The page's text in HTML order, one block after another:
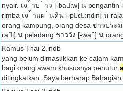
nyair. เจ ้ าบ ่ าว [-ba:w] น
rimba เจ ้ าแผ ่ นดิน [-pε:ndin] น
orang kampung, orang desa ชาวประ
rai] น peladang ชาววัง [-wa] น
Kamus Thai 2.indb
yang belum dimasukkan ke dalam
bagi orang awam khususnya penutur
ditingkatkan. Saya berharap